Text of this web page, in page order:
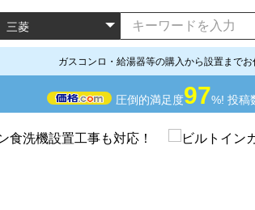
ガスコンロ・給湯器等の購入から設置まで
圧倒的満足度97%! 投稿